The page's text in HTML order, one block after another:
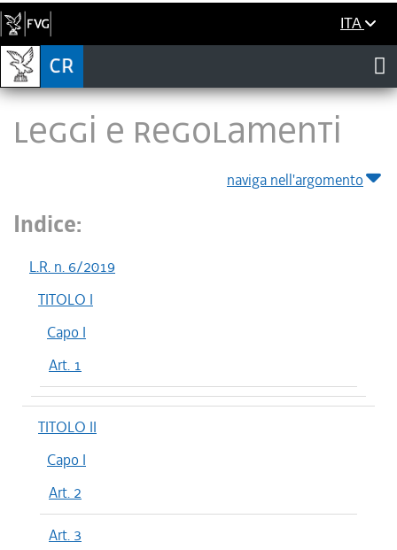
ITA
LEGGI E REGOLAMENTI
naviga nell'argomento
Indice:
L.R. n. 6/2019
TITOLO I
Capo I
Art. 1
TITOLO II
Capo I
Art. 2
Art. 3